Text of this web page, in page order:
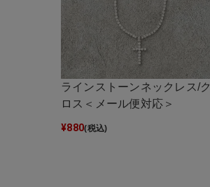
ラインストーンネックレス/ク
ロス＜メール便対応＞
¥880(税込)